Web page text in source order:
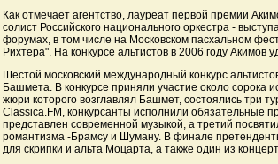
Как отмечает агентство, лауреат первой премии
солист Российского национального оркестра -
форумах, в том числе на Московском пасхальном
Рихтера". На конкурсе альтистов в 2006 году Акимов
Шестой московский международный конкурс
Башмета. В конкурсе приняли участие около сорока
жюри которого возглавлял Башмет, состоялись три
Classica.FM, конкурсанты исполнили обязательные
представлен современной музыкой, а третий
романтизма -Брамсу и Шуману. В финале
для скрипки и альта Моцарта, а также один из